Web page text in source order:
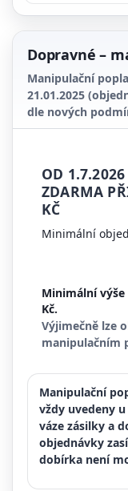
Dopravné –
Manipulační
21.01.2025
dle nových
OD
ZDARMA
KČ
Minimální
Minimální
Kč.
Výjimečně lze
manipulačním
Manipulační
vždy uvedeny
váze zásilky a
objednávky
dobírka není